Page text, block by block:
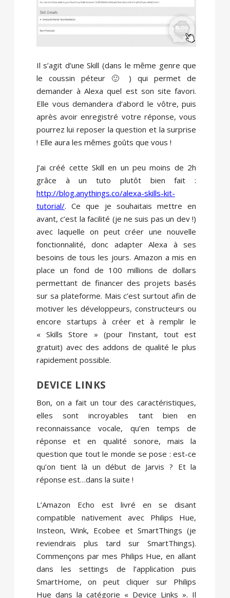
Il s’agit d’une Skill (dans le même genre que
le coussin péteur 🙂 ) qui permet de
demander à Alexa quel est son site favori.
Elle vous demandera d’abord le vôtre, puis
après avoir enregistré votre réponse, vous
pourrez lui reposer la question et la surprise
! Elle aura les mêmes goûts que vous !
J’ai créé cette Skill en un peu moins de 2h
grâce à un tuto plutôt bien fait :
http://blog.anythings.co/alexa-skills-kit-
tutorial/. Ce que je souhaitais mettre en
avant, c’est la facilité (je ne suis pas un dev !)
avec laquelle on peut créer une nouvelle
fonctionnalité, donc adapter Alexa à ses
besoins de tous les jours. Amazon a mis en
place un fond de 100 millions de dollars
permettant de financer des projets basés
sur sa plateforme. Mais c’est surtout afin de
motiver les développeurs, constructeurs ou
encore startups à créer et à remplir le
« Skills Store » (pour l’instant, tout est
gratuit) avec des addons de qualité le plus
rapidement possible.
DEVICE LINKS
Bon, on a fait un tour des caractéristiques,
elles sont incroyables tant bien en
reconnaissance vocale, qu’en temps de
réponse et en qualité sonore, mais la
question que tout le monde se pose : est-ce
qu’on tient là un début de Jarvis ? Et la
réponse est…dans la suite !
L’Amazon Echo est livré en se disant
compatible nativement avec Philips Hue,
Insteon, Wink, Ecobee et SmartThings (je
reviendrais plus tard sur SmartThings).
Commençons par mes Philips Hue, en allant
dans les settings de l’application puis
SmartHome, on peut cliquer sur Philips
Hue dans la catégorie « Device Links ». Il